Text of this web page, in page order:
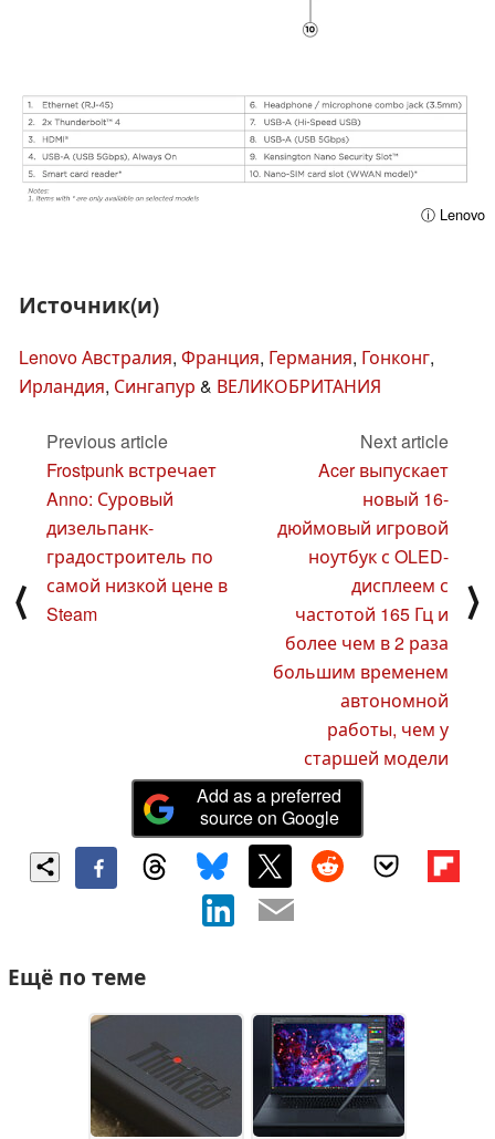
ⓘ Lenovo
Источник(и)
Lenovo Австралия, Франция, Германия, Гонконг,
Ирландия, Сингапур & ВЕЛИКОБРИТАНИЯ
⟨
Previous article
Frostpunk встречает
Anno: Суровый
дизельпанк-
градостроитель по
самой низкой цене в
Steam
Next article
Acer выпускает
новый 16-
дюймовый игровой
ноутбук с OLED-
дисплеем с
частотой 165 Гц и
более чем в 2 раза
большим временем
автономной
работы, чем у
старшей модели
⟩
Add as a preferred
source on Google
Ещё по теме